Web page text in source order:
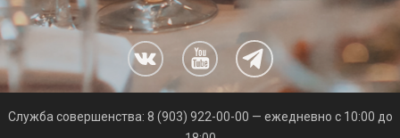
Cлужба совершенства: 8 (903) 922-00-00 — ежедневно с 10:00 до